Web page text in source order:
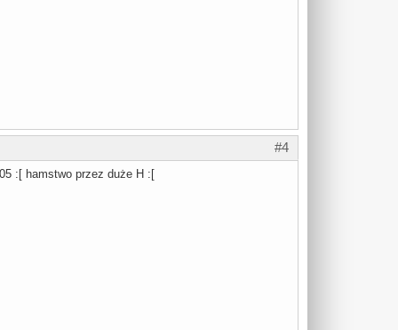
#4
:[ hamstwo przez duże H :[